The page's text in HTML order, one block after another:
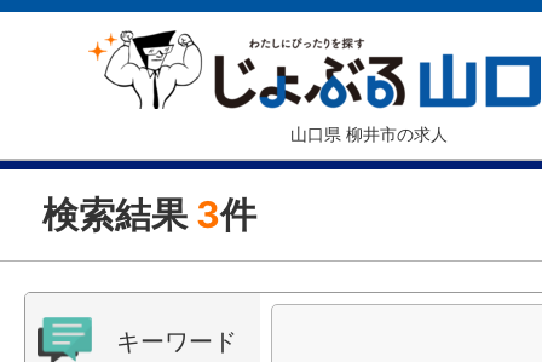
山口県 柳井市の求人
検索結果 3件
キーワード